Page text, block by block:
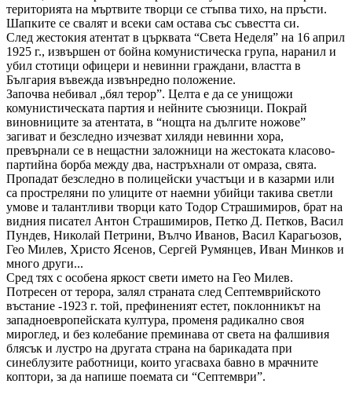
територията на мъртвите творци се стъпва тихо, на пръсти.
Шапките се свалят и всеки сам остава със съвестта си.
След жестокия атентат в църквата “Света Неделя” на 16 април
1925 г., извършен от бойна комунистическа група, наранил и
убил стотици офицери и невинни граждани, властта в
България въвежда извънредно положение.
Започва небивал „бял терор”. Целта е да се унищожи
комунистическата партия и нейните съюзници. Покрай
виновниците за атентата, в “нощта на дългите ножове”
загиват и безследно изчезват хиляди невинни хора,
превърнали се в нещастни заложници на жестоката класово-
партийна борба между два, настръхнали от омраза, свята.
Пропадат безследно в полицейски участъци и в казарми или
са простреляни по улиците от наемни убийци такива светли
умове и талантливи творци като Тодор Страшимиров, брат на
видния писател Антон Страшимиров, Петко Д. Петков, Васил
Пундев, Николай Петрини, Вълчо Иванов, Васил Карагьозов,
Гео Милев, Христо Ясенов, Сергей Румянцев, Иван Минков и
много други...
Сред тях с особена яркост свети името на Гео Милев.
Потресен от терора, залял страната след Септемврийското
въстание -1923 г. той, префиненият естет, поклонникът на
западноевропейската култура, променя радикално своя
мироглед, и без колебание преминава от света на фалшивия
блясък и лустро на другата страна на барикадата при
синеблузите работници, които угасваха бавно в мрачните
коптори, за да напише поемата си “Септември”.